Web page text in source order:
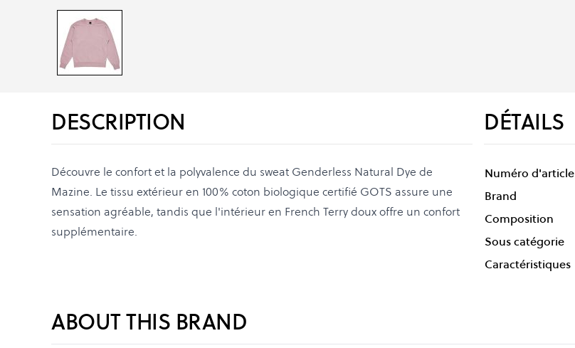
DESCRIPTION
Découvre le confort et la polyvalence du sweat Genderless Natural Dye de
Mazine. Le tissu extérieur en 100% coton biologique certifié GOTS assure une
sensation agréable, tandis que l'intérieur en French Terry doux offre un confort
supplémentaire.
DÉTAILS
Numéro d'article
Brand
Composition
Sous catégorie
Caractéristiques
ABOUT THIS BRAND